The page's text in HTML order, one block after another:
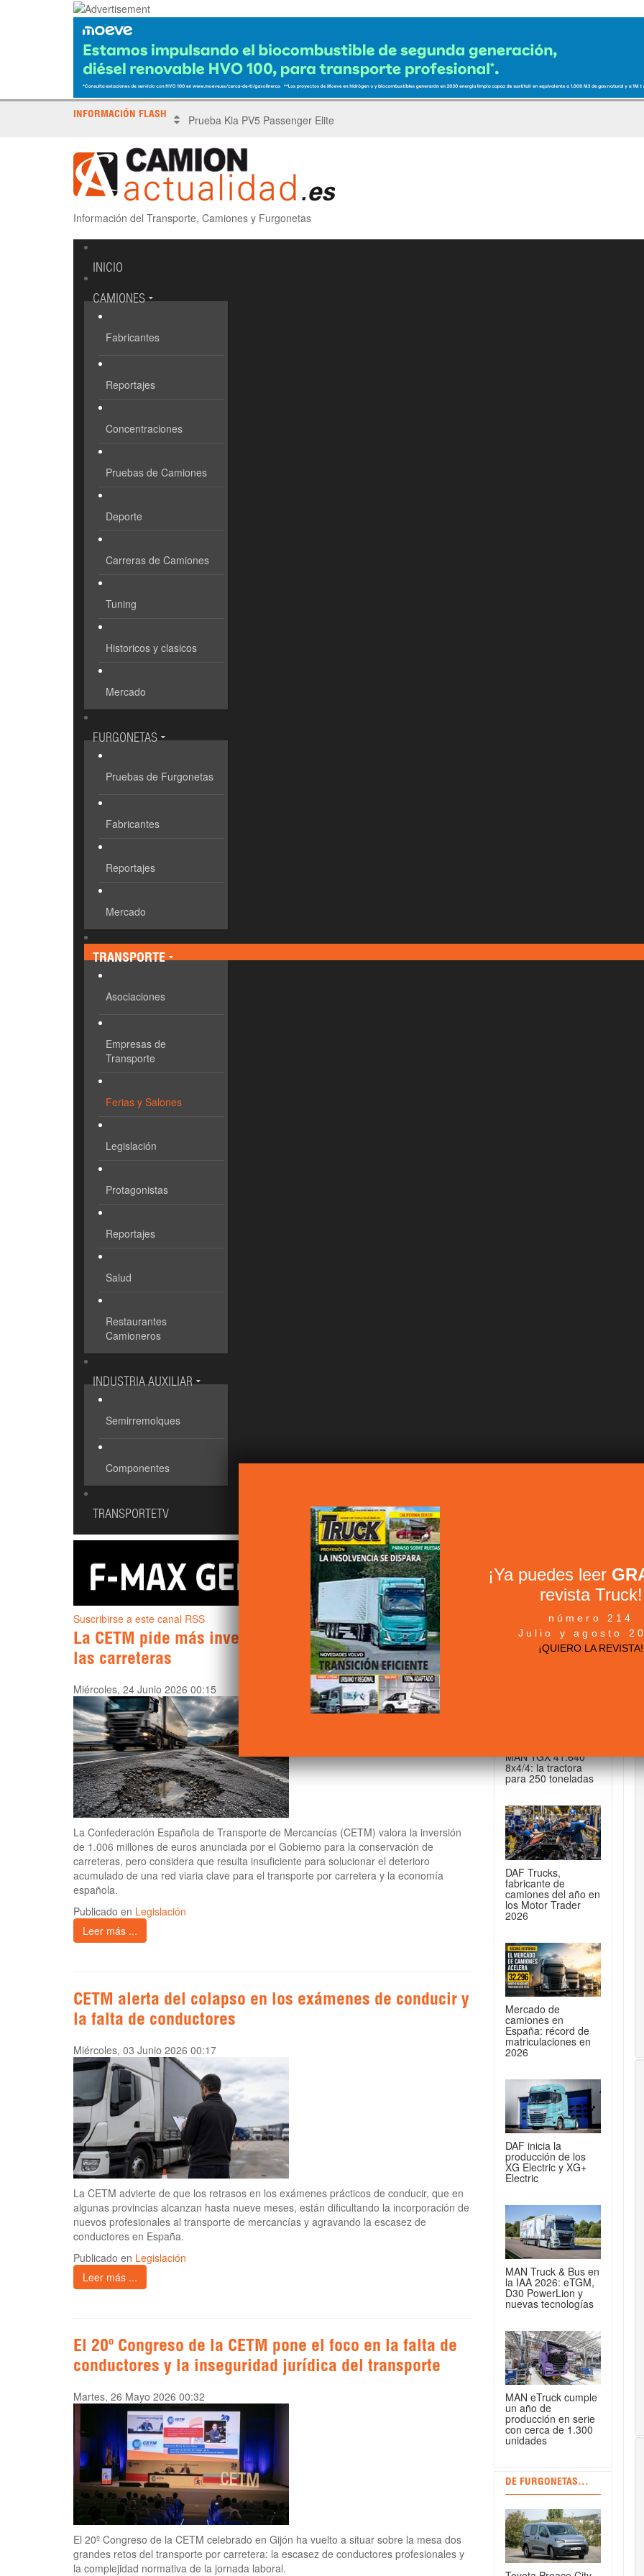
INFORMACIÓN FLASH X Tronada Almería | Encuentro del Pegaso Troner
Información del Transporte, Camiones y Furgonetas
INICIO
CAMIONES
Fabricantes
Reportajes
Concentraciones
Pruebas de Camiones
Deporte
Carreras de Camiones
Tuning
Historicos y clasicos
Mercado
FURGONETAS
Pruebas de Furgonetas
Fabricantes
Reportajes
Mercado
TRANSPORTE
Asociaciones
Empresas de
Transporte
Ferias y Salones
Legislación
Protagonistas
Reportajes
Salud
Restaurantes
Camioneros
INDUSTRIA AUXILIAR
Semirremolques
Componentes
TRANSPORTETV
Suscribirse a este canal RSS
La CETM pide más inversión para frenar el deterioro de
las carreteras
Miércoles, 24 Junio 2026 00:15
La Confederación Española de Transporte de Mercancías (CETM) valora la inversión
de 1.006 millones de euros anunciada por el Gobierno para la conservación de
carreteras, pero considera que resulta insuficiente para solucionar el deterioro
acumulado de una red viaria clave para el transporte por carretera y la economía
española.
Publicado en Legislación
Leer más ...
CETM alerta del colapso en los exámenes de conducir y
la falta de conductores
Miércoles, 03 Junio 2026 00:17
La CETM advierte de que los retrasos en los exámenes prácticos de conducir, que en
algunas provincias alcanzan hasta nueve meses, están dificultando la incorporación de
nuevos profesionales al transporte de mercancías y agravando la escasez de
conductores en España.
Publicado en Legislación
Leer más ...
El 20º Congreso de la CETM pone el foco en la falta de
conductores y la inseguridad jurídica del transporte
Martes, 26 Mayo 2026 00:32
El 20º Congreso de la CETM celebrado en Gijón ha vuelto a situar sobre la mesa dos
grandes retos del transporte por carretera: la escasez de conductores profesionales y
la complejidad normativa de la jornada laboral.
+ NOTICIAS...
MAN TGX 41.640
8x4/4: la tractora
para 250 toneladas
DAF Trucks,
fabricante de
camiones del año en
los Motor Trader
2026
Mercado de
camiones en
España: récord de
matriculaciones en
2026
DAF inicia la
producción de los
XG Electric y XG+
Electric
MAN Truck & Bus en
la IAA 2026: eTGM,
D30 PowerLion y
nuevas tecnologías
MAN eTruck cumple
un año de
producción en serie
con cerca de 1.300
unidades
DE FURGONETAS...
¡Ya puedes leer
revista Truck!
número 214
Julio y agosto
¡QUIERO LA REVISTA!